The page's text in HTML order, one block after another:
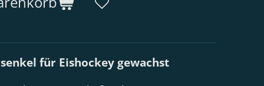
für Eishockey gewachst